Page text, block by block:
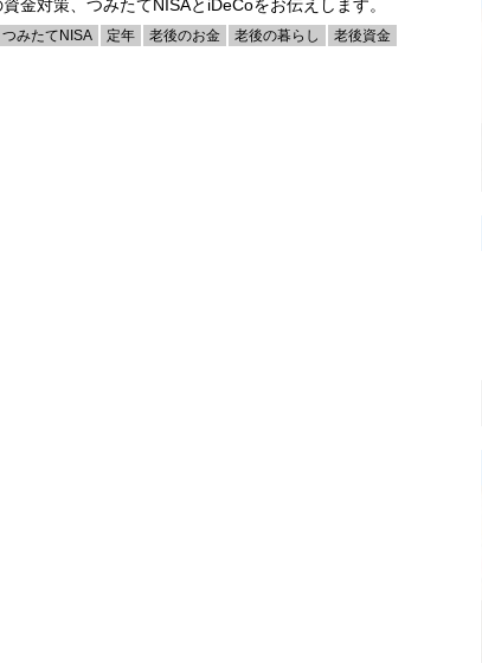
金対策、つみたてNISAとiDeCoをお伝えします。
つみたてNISA 定年 老後のお金 老後の暮らし 老後資金